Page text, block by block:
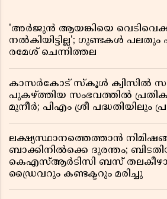
'അർജുൻ ആയങ്കിയെ
നൽകിയിട്ടില്ല'; ഗുണ്ടകൾ പലതും
രമേശ് ചെന്നിത്തല
കാസർകോട് സ്കൂൾ ക്വിസിൽ
പുകഴ്ത്തിയ സംഭവത്തിൽ
മുനീർ; പിഎം ശ്രീ പദ്ധതിയിലും
ലക്ഷ്യസ്ഥാനത്തെത്താൻ
ബാക്കിനിൽക്കെ ദുരന്തം;
കെഎസ്ആർടിസി ബസ്
ഡ്രൈവറും കണ്ടക്ടറും മരിച്ചു